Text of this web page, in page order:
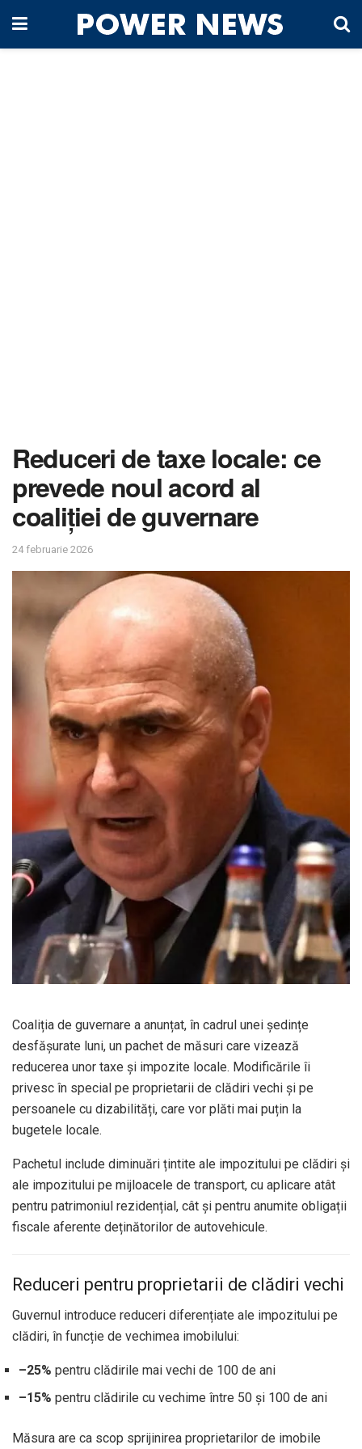
Reduceri de taxe locale: ce
prevede noul acord al
coaliției de guvernare
24 februarie 2026
Coaliția de guvernare a anunțat, în cadrul unei ședințe
desfășurate luni, un pachet de măsuri care vizează
reducerea unor taxe și impozite locale. Modificările îi
privesc în special pe proprietarii de clădiri vechi și pe
persoanele cu dizabilități, care vor plăti mai puțin la
bugetele locale.
Pachetul include diminuări țintite ale impozitului pe clădiri și
ale impozitului pe mijloacele de transport, cu aplicare atât
pentru patrimoniul rezidențial, cât și pentru anumite obligații
fiscale aferente deținătorilor de autovehicule.
Reduceri pentru proprietarii de clădiri vechi
Guvernul introduce reduceri diferențiate ale impozitului pe
clădiri, în funcție de vechimea imobilului:
–25% pentru clădirile mai vechi de 100 de ani
–15% pentru clădirile cu vechime între 50 și 100 de ani
Măsura are ca scop sprijinirea proprietarilor de imobile